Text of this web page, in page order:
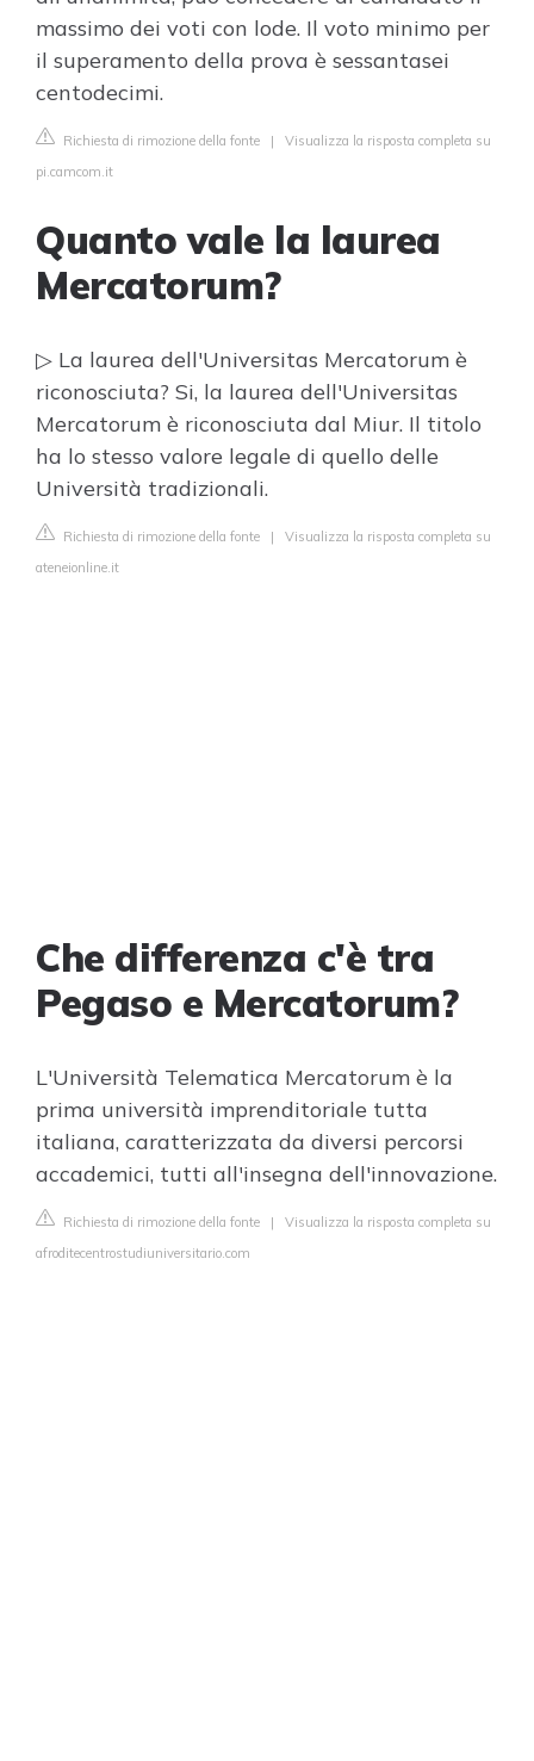
massimo dei voti con lode. Il voto minimo per
il superamento della prova è sessantasei
centodecimi.
Richiesta di rimozione della fonte | Visualizza la risposta completa su
pi.camcom.it
Quanto vale la laurea
Mercatorum?
▷ La laurea dell'Universitas Mercatorum è
riconosciuta? Si, la laurea dell'Universitas
Mercatorum è riconosciuta dal Miur. Il titolo
ha lo stesso valore legale di quello delle
Università tradizionali.
Richiesta di rimozione della fonte | Visualizza la risposta completa su
ateneionline.it
Che differenza c'è tra
Pegaso e Mercatorum?
L'Università Telematica Mercatorum è la
prima università imprenditoriale tutta
italiana, caratterizzata da diversi percorsi
accademici, tutti all'insegna dell'innovazione.
Richiesta di rimozione della fonte | Visualizza la risposta completa su
afroditecentrostudiuniversitario.com